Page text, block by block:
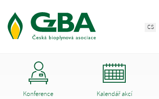
CS
Konference Kalendář akcí